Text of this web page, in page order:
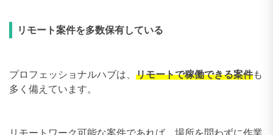
リモート案件を多数保有している
プロフェッショナルハブは、 リモートで稼働できる案件も
多く備えています。
リモートワーク可能な案件であれば、場所を問わずに作業